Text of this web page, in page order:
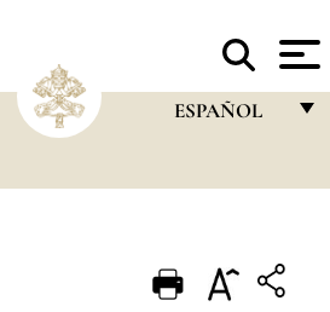
ESPAÑOL
PORTUGUÊS